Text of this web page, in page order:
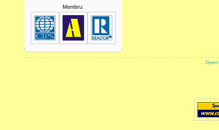
Membru: